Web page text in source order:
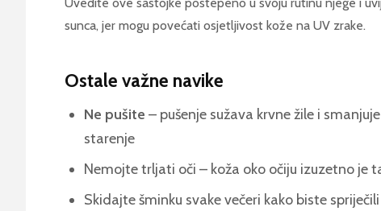
sunca, jer mogu povećati osjetljivost kože na UV zrake.
Ostale važne navike
Ne pušite – pušenje sužava krvne žile i
starenje
Nemojte trljati oči – koža oko očiju izuzetno je
Skidajte šminku svake večeri kako biste